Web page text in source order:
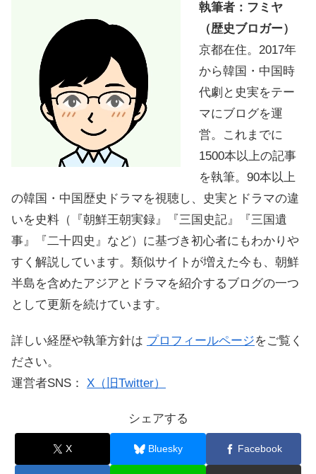
執筆者：フミヤ
（歴史ブロガー）
京都在住。2017年
から韓国・中国時
代劇と史実をテー
マにブログを運
営。これまでに
1500本以上の記事
を執筆。90本以上
の韓国・中国歴史ドラマを視聴し、史実とドラマの違
いを史料（『朝鮮王朝実録』『三国史記』『三国遺
事』『二十四史』など）に基づき初心者にもわかりや
すく解説しています。類似サイトが増えた今も、朝鮮
半島を含めたアジアとドラマを紹介するブログの一つ
として更新を続けています。
詳しい経歴や執筆方針は プロフィールページをご覧く
ださい。
運営者SNS： X（旧Twitter）
シェアする
X Bluesky Facebook